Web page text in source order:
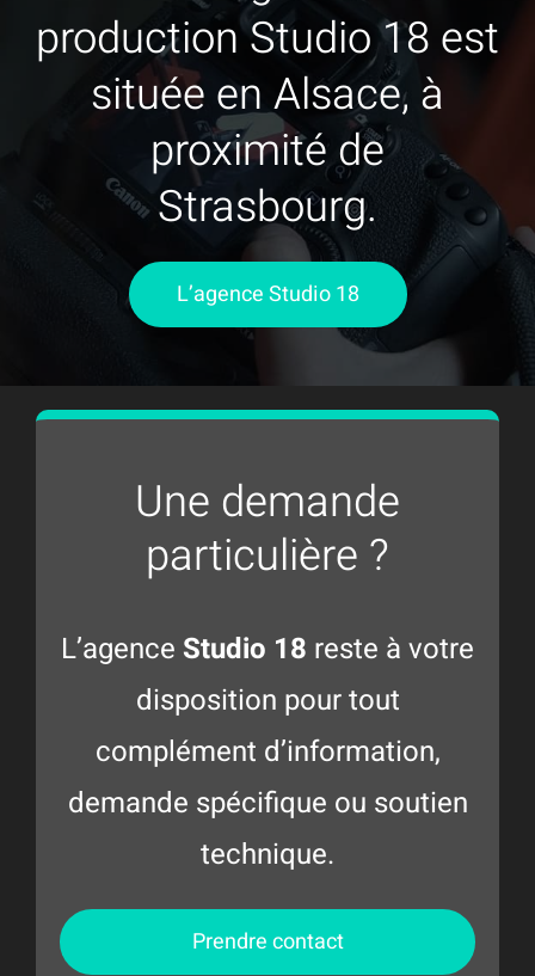
production Studio 18 est
située en Alsace, à
proximité de
Strasbourg.
L’agence Studio 18
Une demande
particulière ?
L’agence Studio 18 reste à votre
disposition pour tout
complément d’information,
demande spécifique ou soutien
technique.
Prendre contact